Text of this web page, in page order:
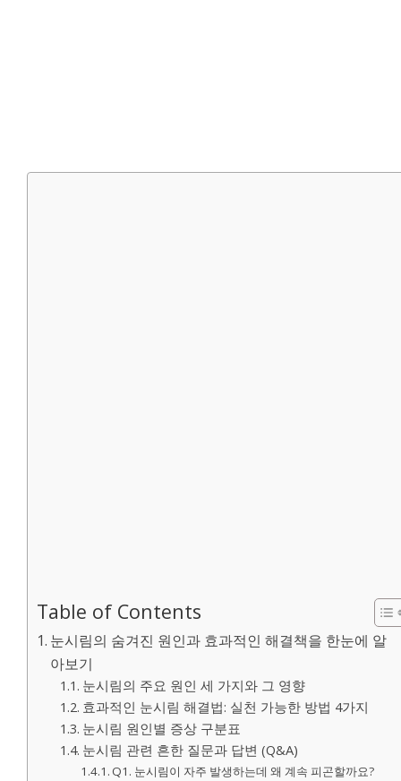
Table of Contents
눈시림의 숨겨진 원인과 효과적인 해결책을 한눈에 알
아보기
눈시림의 주요 원인 세 가지와 그 영향
효과적인 눈시림 해결법: 실천 가능한 방법 4가지
눈시림 원인별 증상 구분표
눈시림 관련 흔한 질문과 답변 (Q&A)
Q1. 눈시림이 자주 발생하는데 왜 계속 피곤할까요?